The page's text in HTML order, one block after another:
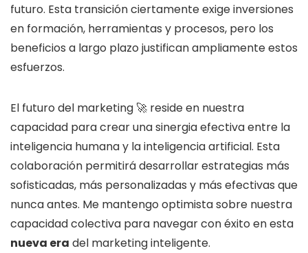
futuro. Esta transición ciertamente exige inversiones
en formación, herramientas y procesos, pero los
beneficios a largo plazo justifican ampliamente estos
esfuerzos.
El futuro del marketing 🚀 reside en nuestra
capacidad para crear una sinergia efectiva entre la
inteligencia humana y la inteligencia artificial. Esta
colaboración permitirá desarrollar estrategias más
sofisticadas, más personalizadas y más efectivas que
nunca antes. Me mantengo optimista sobre nuestra
capacidad colectiva para navegar con éxito en esta
nueva era del marketing inteligente.